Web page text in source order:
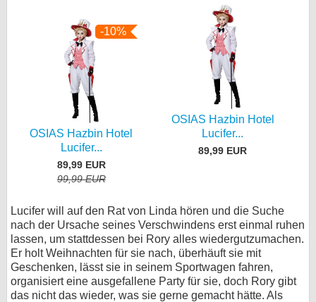
-10%
OSIAS Hazbin Hotel
Lucifer...
89,99 EUR
99,99 EUR
OSIAS Hazbin Hotel
Lucifer...
89,99 EUR
Lucifer will auf den Rat von Linda hören und die Suche
nach der Ursache seines Verschwindens erst einmal ruhen
lassen, um stattdessen bei Rory alles wiedergutzumachen.
Er holt Weihnachten für sie nach, überhäuft sie mit
Geschenken, lässt sie in seinem Sportwagen fahren,
organisiert eine ausgefallene Party für sie, doch Rory gibt
das nicht das wieder, was sie gerne gemacht hätte. Als